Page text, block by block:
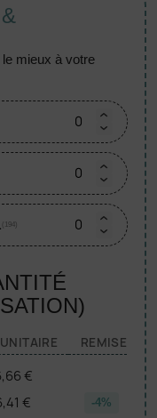
mieux à votre
(194)
REMISE
€
€ -4%